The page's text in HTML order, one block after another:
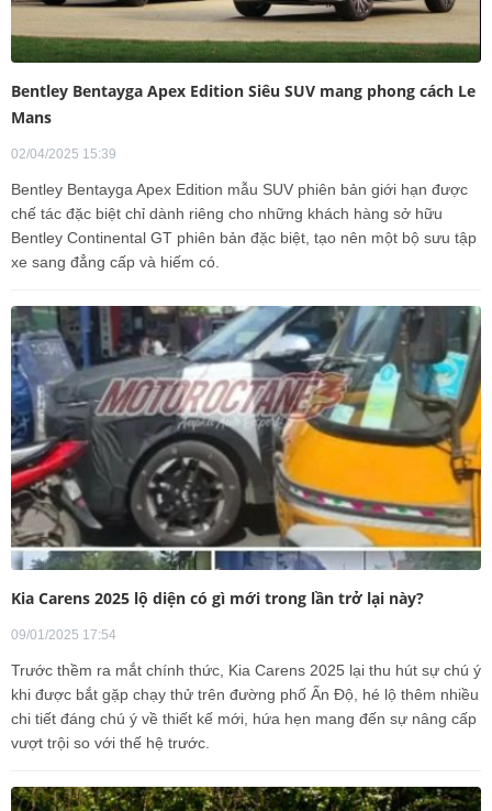
Bentley Bentayga Apex Edition Siêu SUV mang phong cách Le
Mans
02/04/2025 15:39
Bentley Bentayga Apex Edition mẫu SUV phiên bản giới hạn được
chế tác đặc biệt chỉ dành riêng cho những khách hàng sở hữu
Bentley Continental GT phiên bản đặc biệt, tạo nên một bộ sưu tập
xe sang đẳng cấp và hiếm có.
Kia Carens 2025 lộ diện có gì mới trong lần trở lại này?
09/01/2025 17:54
Trước thềm ra mắt chính thức, Kia Carens 2025 lại thu hút sự chú ý
khi được bắt gặp chạy thử trên đường phố Ấn Độ, hé lộ thêm nhiều
chi tiết đáng chú ý về thiết kế mới, hứa hẹn mang đến sự nâng cấp
vượt trội so với thế hệ trước.